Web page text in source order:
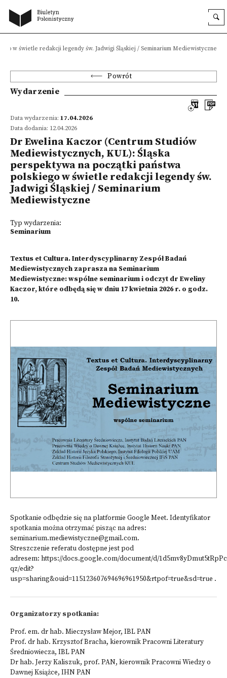
w świetle redakcji legendy św. Jadwigi Śląskiej / Seminarium Mediewistyczne
Powrót
Wydarzenie
Data wydarzenia: 17.04.2026
Data dodania: 12.04.2026
Dr Ewelina Kaczor (Centrum Studiów
Mediewistycznych, KUL): Śląska
perspektywa na początki państwa
polskiego w świetle redakcji legendy św.
Jadwigi Śląskiej / Seminarium
Mediewistyczne
Typ wydarzenia:
Seminarium
Textus et Cultura. Interdyscyplinarny Zespół Badań
Mediewistycznych zaprasza na Seminarium
Mediewistyczne: wspólne seminarium i odczyt dr Eweliny
Kaczor, które odbędą się w dniu 17 kwietnia 2026 r. o godz.
10.
Spotkanie odbędzie się na platformie Google Meet. Identyfikator
spotkania można otrzymać pisząc na adres:
seminarium.mediewistyczne@gmail.com.
Streszczenie referatu dostępne jest pod
adresem: https://docs.google.com/document/d/
qz/edit?
usp=sharing&ouid=115123607694696961950&rtpof=true&sd=true .
Organizatorzy spotkania:
Prof. em. dr hab. Mieczysław Mejor, IBL PAN
Prof. dr hab. Krzysztof Bracha, kierownik Pracowni Literatury
Średniowiecza, IBL PAN
Dr hab. Jerzy Kaliszuk, prof. PAN, kierownik Pracowni Wiedzy o
Dawnej Książce, IHN PAN